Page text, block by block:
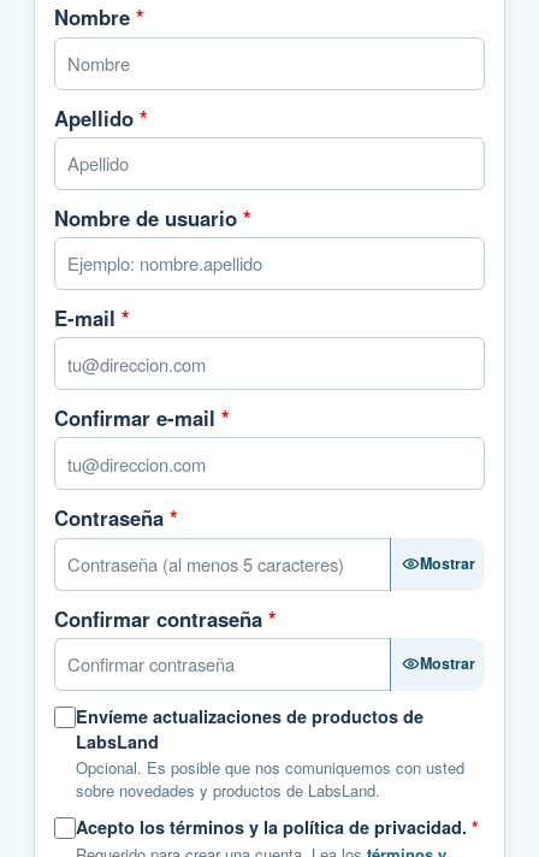
Nombre *
Apellido *
Nombre de usuario *
E-mail *
Confirmar e-mail *
Contraseña *
Mostrar
Confirmar contraseña *
Mostrar
Envíeme actualizaciones de productos de
LabsLand
Opcional. Es posible que nos comuniquemos con usted
sobre novedades y productos de LabsLand.
Acepto los términos y la política de privacidad. *